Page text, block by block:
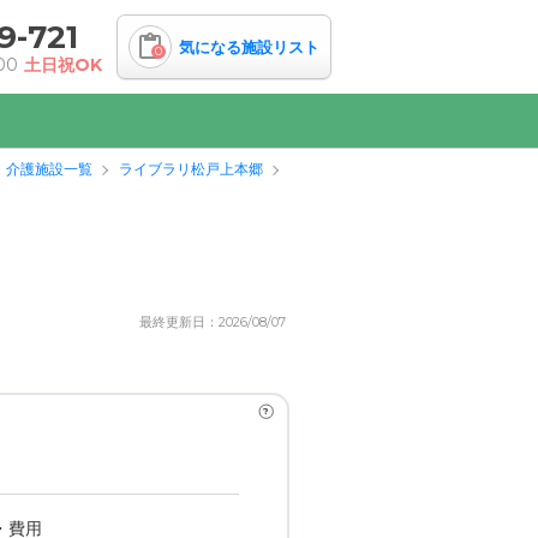
721
土日祝OK
0 気になる施設リスト
介護施設一覧 ライブラリ松戸上本郷
最終更新日：2026/08/07
?
費用